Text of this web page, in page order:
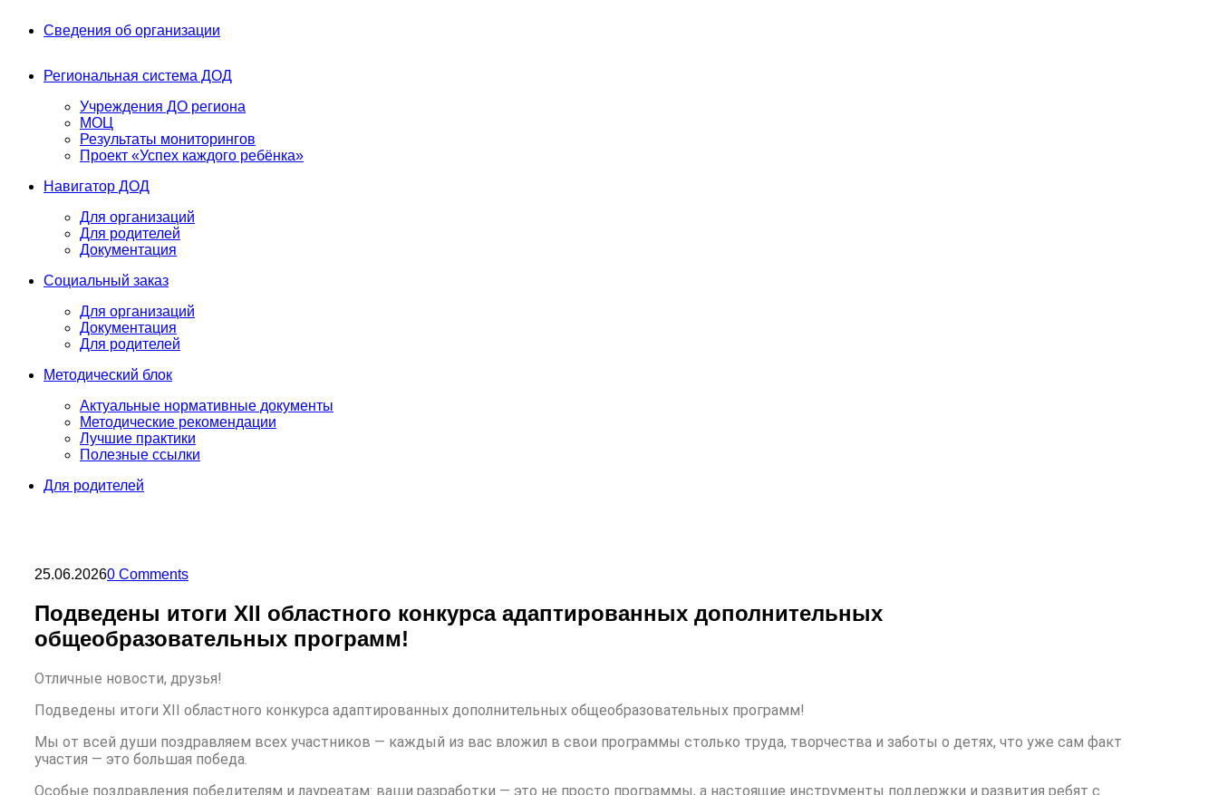
Сведения об организации
Региональная система ДОД
Учреждения ДО региона
МОЦ
Результаты мониторингов
Проект «Успех каждого ребёнка»
Навигатор ДОД
Для организаций
Для родителей
Документация
Социальный заказ
Для организаций
Документация
Для родителей
Методический блок
Актуальные нормативные документы
Методические рекомендации
Лучшие практики
Полезные ссылки
Для родителей
25.06.20260 Comments
Подведены итоги XII областного конкурса адаптированных дополнительных
общеобразовательных программ!
Отличные новости, друзья!
Подведены итоги XII областного конкурса адаптированных дополнительных общеобразовательных программ!
Мы от всей души поздравляем всех участников — каждый из вас вложил в свои программы столько труда, творчества и заботы о детях, что уже сам факт
участия — это большая победа.
Особые поздравления победителям и лауреатам: ваши разработки — это не просто программы, а настоящие инструменты поддержки и развития ребят с